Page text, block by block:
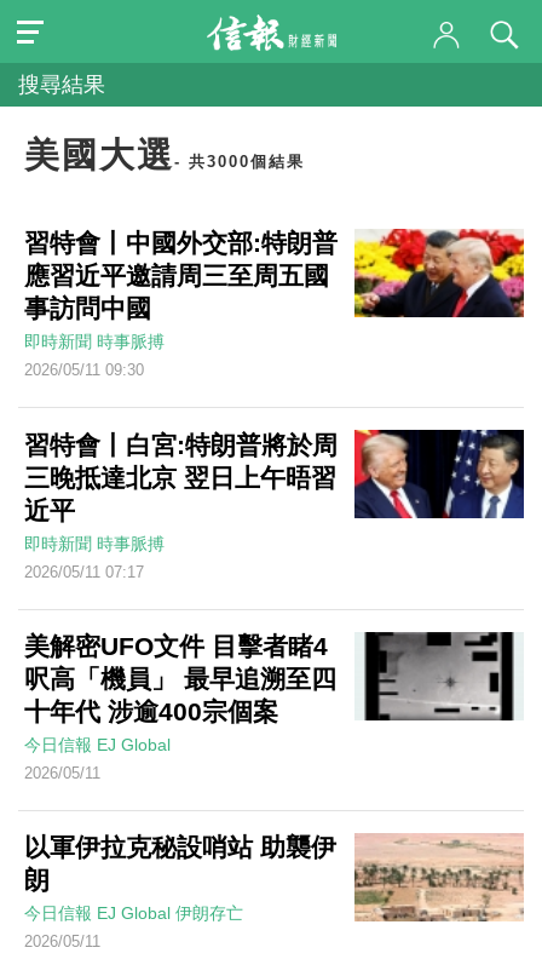
搜尋結果
美國大選 - 共3000個結果
習特會丨中國外交部:特朗普
應習近平邀請周三至周五國
事訪問中國
即時新聞 時事脈搏
2026/05/11 09:30
習特會丨白宮:特朗普將於周
三晚抵達北京 翌日上午晤習
近平
即時新聞 時事脈搏
2026/05/11 07:17
美解密UFO文件 目擊者睹4
呎高「機員」 最早追溯至四
十年代 涉逾400宗個案
今日信報 EJ Global
2026/05/11
以軍伊拉克秘設哨站 助襲伊
朗
今日信報 EJ Global 伊朗存亡
2026/05/11